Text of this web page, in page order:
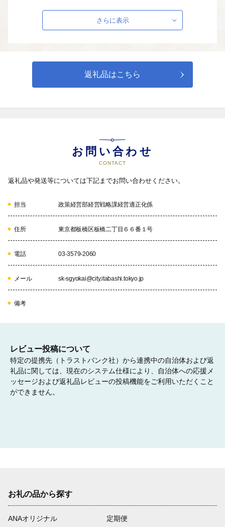
・子育ての負担軽減の取り組み　など
・学校のICT化推進
福祉・介護分野
・特別介護老人ホーム等の整備
・認知症対策など高齢福祉事業の充実
06
健康分野
・健康づくりのための運動・栄養指導事業の支援
・高齢者大学など高齢者の生きがいづくり　など
07
産業分野
さらに表示
返礼品はこちら
お問い合わせ
CONTACT
返礼品や発送等については下記までお問い合わせください。
担当 政策経営部経営戦略課経営適正化係
住所 東京都板橋区板橋二丁目６６番１号
電話 03-3579-2060
メール sk-sgyokai@city.itabashi.tokyo.jp
備考
レビュー投稿について
特定の提携先（トラストバンク社）から連携中の自治体および返
礼品に関しては、現在のシステム仕様により、自治体への応援メ
ッセージおよび返礼品レビューの投稿機能をご利用いただくこと
ができません。
お礼の品から探す
ANAオリジナル
定期便